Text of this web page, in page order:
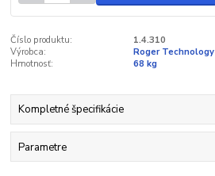
Číslo produktu:
1.4.310
Výrobca:
Roger Technology
Hmotnosť:
68 kg
Kompletné špecifikácie
Parametre